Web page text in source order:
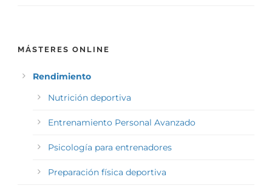
MÁSTERES ONLINE
Rendimiento
Nutrición deportiva
Entrenamiento Personal Avanzado
Psicología para entrenadores
Preparación física deportiva